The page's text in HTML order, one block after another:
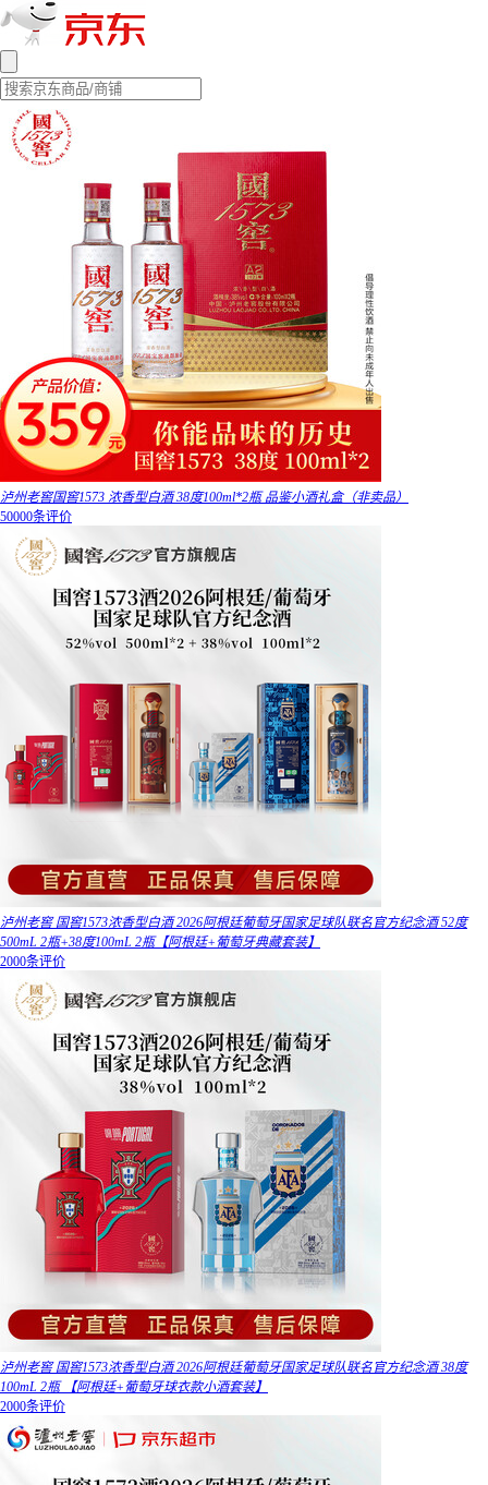
泸州老窖国窖1573 浓香型白酒 38度100ml*2瓶 品鉴小酒礼盒（非卖品）
50000条评价
泸州老窖 国窖1573浓香型白酒 2026阿根廷葡萄牙国家足球队联名官方纪念酒 52度
500mL 2瓶+38度100mL 2瓶【阿根廷+葡萄牙典藏套装】
2000条评价
泸州老窖 国窖1573浓香型白酒 2026阿根廷葡萄牙国家足球队联名官方纪念酒 38度
100mL 2瓶 【阿根廷+葡萄牙球衣款小酒套装】
2000条评价